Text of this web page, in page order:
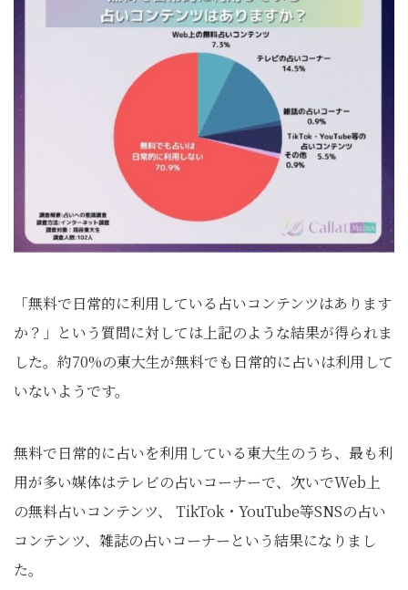
「無料で日常的に利用している占いコンテンツはあります
か？」という質問に対しては上記のような結果が得られま
した。約70%の東大生が無料でも日常的に占いは利用して
いないようです。
無料で日常的に占いを利用している東大生のうち、最も利
用が多い媒体はテレビの占いコーナーで、次いでWeb上
の無料占いコンテンツ、 TikTok・YouTube等SNSの占い
コンテンツ、雑誌の占いコーナーという結果になりまし
た。